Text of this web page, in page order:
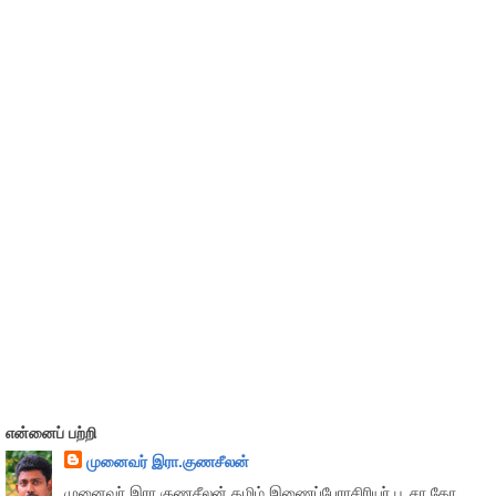
என்னைப் பற்றி
முனைவர் இரா.குணசீலன்
முனைவா் இரா.குணசீலன் தமிழ் இணைப்பேராசிரியர் பூ.சா.கோ.